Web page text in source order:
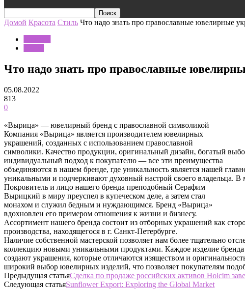
Домой Красота Стиль Что надо знать про православные ювелирные
Что надо знать про православные
05.08.2022
813
0
«Вырица» — ювелирный бренд с православной символикой
Компания «Вырица» является производителем ювелирных
украшений, созданных с использованием православной
символики. Качество продукции, оригинальный дизайн, богатый
индивидуальный подход к покупателю — все эти преимущества
объединяются в нашем бренде, где уникальность является нашей
уникальными и подчеркивают духовный настрой своего владельца.
Покровитель и лицо нашего бренда преподобный Серафим
Вырицкий в миру преуспел в купеческом деле, а затем стал
монахом и служил бедным и нуждающимся. Бренд «Вырица»
вдохновлен его примером отношения к жизни и бизнесу.
Ассортимент нашего бренда состоит из отборных украшений как
производства, находящегося в г. Санкт-Петербурге.
Наличие собственной мастерской позволяет нам более тщательно
коллекцию новыми уникальными продуктами. Каждое изделие бренда
создают украшения, которые отличаются изяществом и
широкий выбор ювелирных изделий, что позволяет покупателям
Предыдущая статьяСделка по продаже российских активов Holcim
Следующая статьяSunflower Export: Exploring the Global Market